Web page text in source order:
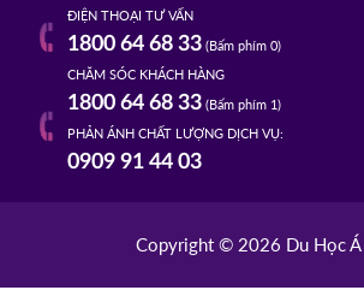
ĐIỆN THOẠI TƯ VẤN
1800 64 68 33(Bấm phím 0)
CHĂM SÓC KHÁCH HÀNG
1800 64 68 33(Bấm phím 1)
PHẢN ÁNH CHẤT LƯỢNG DỊCH VỤ:
0909 91 44 03
Copyright © 2026 Du Học Á